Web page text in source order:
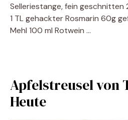
Selleriestange, fein geschnitten
1 TL gehackter Rosmarin 60g
Mehl 100 ml Rotwein …
Apfelstreusel von
Heute